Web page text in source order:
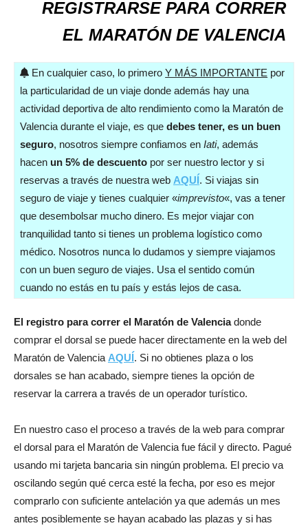
REGISTRARSE PARA CORRER
EL MARATÓN DE VALENCIA
En cualquier caso, lo primeroY MÁS IMPORTANTE por
la particularidad de un viaje donde además hay una
actividad deportiva de alto rendimiento como la Maratón de
Valencia durante el viaje, es que debes tener, es un buen
seguro, nosotros siempre confiamos en Iati, además
hacen un 5% de descuento por ser nuestro lector y si
reservas a través de nuestra web AQUÍ. Si viajas sin
seguro de viaje y tienes cualquier «imprevisto«, vas a tener
que desembolsar mucho dinero. Es mejor viajar con
tranquilidad tanto si tienes un problema logístico como
médico. Nosotros nunca lo dudamos y siempre viajamos
con un buen seguro de viajes. Usa el sentido común
cuando no estás en tu país y estás lejos de casa.
El registro para correr el Maratón de Valenciadonde
comprar el dorsal se puede hacer directamente en la web del
Maratón de Valencia AQUÍ. Si no obtienes plaza o los
dorsales se han acabado, siempre tienes la opción de
reservar la carrera a través de un operador turístico.
En nuestro caso el proceso a través de la web para comprar
el dorsal para el Maratón de Valencia fue fácil y directo. Pagué
usando mi tarjeta bancaria sin ningún problema. El precio va
oscilando según qué cerca esté la fecha, por eso es mejor
comprarlo con suficiente antelación ya que además un mes
antes posiblemente se hayan acabado las plazas y si has